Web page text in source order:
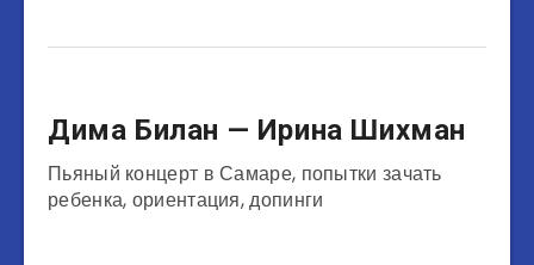
Музыканты
Дима Билан — Ирина Шихман
Пьяный концерт в Самаре, попытки зачать
ребенка, ориентация, допинги